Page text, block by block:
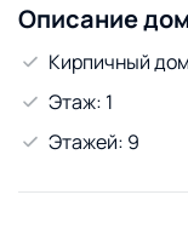
Описание
Кирпичный дом
Этаж: 1
Этажей: 9